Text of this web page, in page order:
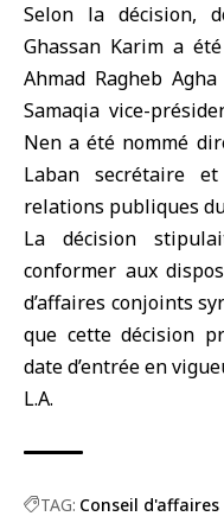
Selon la décision,
Ghassan Karim a
Ahmad Ragheb
Samaqia vice-
Nen a été nommé
Laban secrétaire
relations publiques
La décision
conformer aux
d’affaires conjoints
que cette décision
date d’entrée en
L.A.
TAG: Conseil